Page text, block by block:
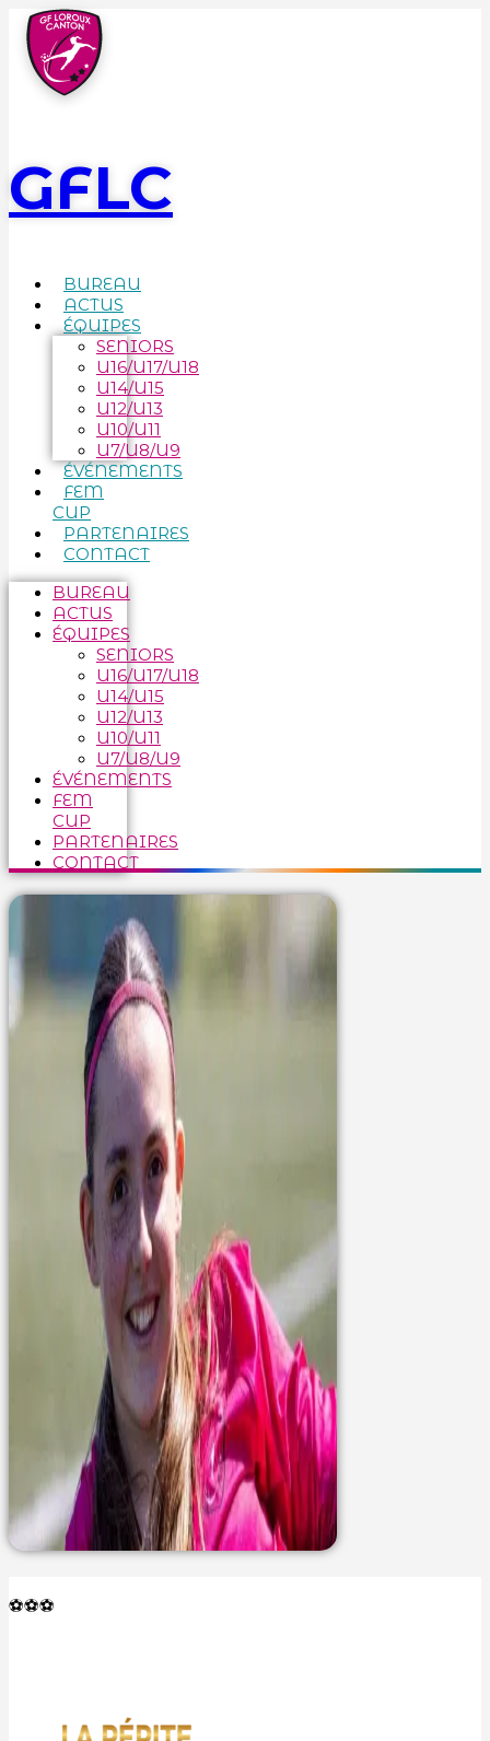
GFLC
BUREAU
ACTUS
ÉQUIPES
SENIORS
U16/U17/U18
U14/U15
U12/U13
U10/U11
U7/U8/U9
ÉVÉNEMENTS
FEM
CUP
PARTENAIRES
CONTACT
BUREAU
ACTUS
ÉQUIPES
SENIORS
U16/U17/U18
U14/U15
U12/U13
U10/U11
U7/U8/U9
ÉVÉNEMENTS
FEM
CUP
PARTENAIRES
CONTACT
⚽️⚽️⚽️